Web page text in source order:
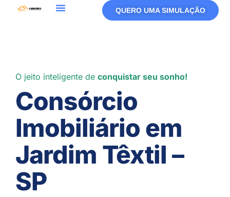
QUERO UMA SIMULAÇÃO
O jeito inteligente de conquistar seu sonho!
Consórcio
Imobiliário em
Jardim Têxtil –
SP